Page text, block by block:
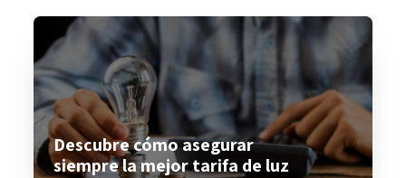
Descubre cómo asegurar
siempre la mejor tarifa de luz